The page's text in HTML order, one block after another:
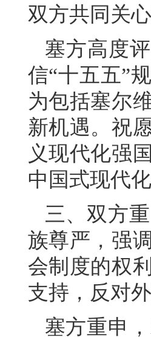
双方共同关
塞方高度
信“十五五”
为包括塞尔
新机遇。祝
义现代化强
中国式现代
三、双方
族尊严，强
会制度的权
支持，反对
塞方重申